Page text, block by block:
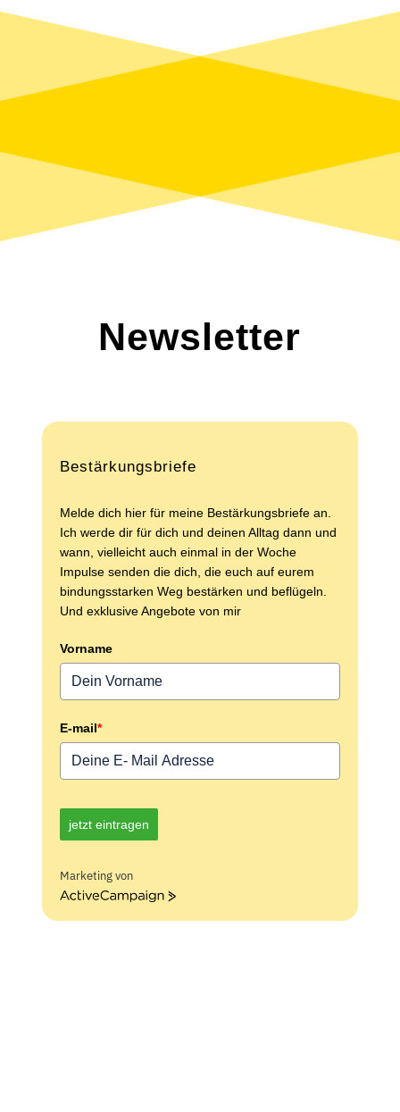
Newsletter
Bestärkungsbriefe
Melde dich hier für meine Bestärkungsbriefe an.
Ich werde dir für dich und deinen Alltag dann und
wann, vielleicht auch einmal in der Woche
Impulse senden die dich, die euch auf eurem
bindungsstarken Weg bestärken und beflügeln.
Und exklusive Angebote von mir
Vorname
E-mail*
jetzt eintragen
Marketing von
ActiveCampaign